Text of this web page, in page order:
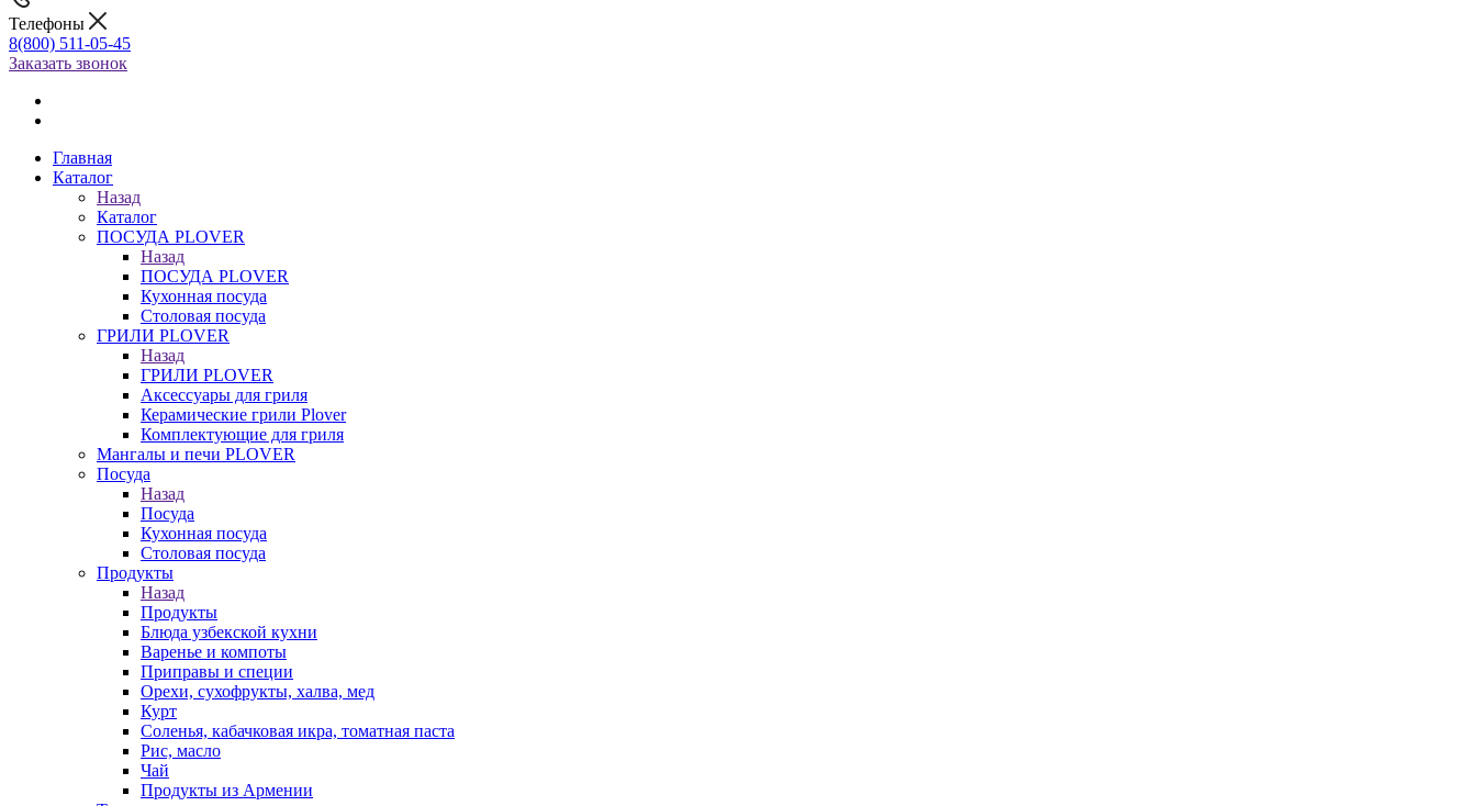
Телефоны
8(800) 511-05-45
Заказать звонок
Главная
Каталог
Назад
Каталог
ПОСУДА PLOVER
Назад
ПОСУДА PLOVER
Кухонная посуда
Столовая посуда
ГРИЛИ PLOVER
Назад
ГРИЛИ PLOVER
Аксессуары для гриля
Керамические грили Plover
Комплектующие для гриля
Мангалы и печи PLOVER
Посуда
Назад
Посуда
Кухонная посуда
Столовая посуда
Продукты
Назад
Продукты
Блюда узбекской кухни
Варенье и компоты
Приправы и специи
Орехи, сухофрукты, халва, мед
Курт
Соленья, кабачковая икра, томатная паста
Рис, масло
Чай
Продукты из Армении